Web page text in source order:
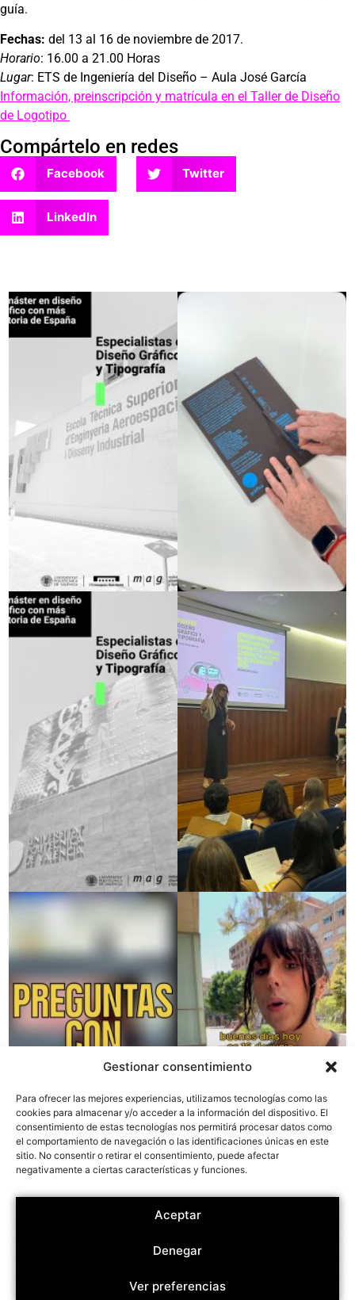
Gestionar consentimiento
Para ofrecer las mejores experiencias, utilizamos tecnologías como las
cookies para almacenar y/o acceder a la información del dispositivo. El
consentimiento de estas tecnologías nos permitirá procesar datos como
el comportamiento de navegación o las identificaciones únicas en este
sitio. No consentir o retirar el consentimiento, puede afectar
negativamente a ciertas características y funciones.
Aceptar
Denegar
Ver preferencias
guía.
Fechas: del 13 al 16 de noviembre de 2017.
Horario: 16.00 a 21.00 Horas
Lugar: ETS de Ingeniería del Diseño – Aula José García
Información, preinscripción y matrícula en el Taller de Diseño
de Logotipo
Compártelo en redes
Facebook Twitter
LinkedIn